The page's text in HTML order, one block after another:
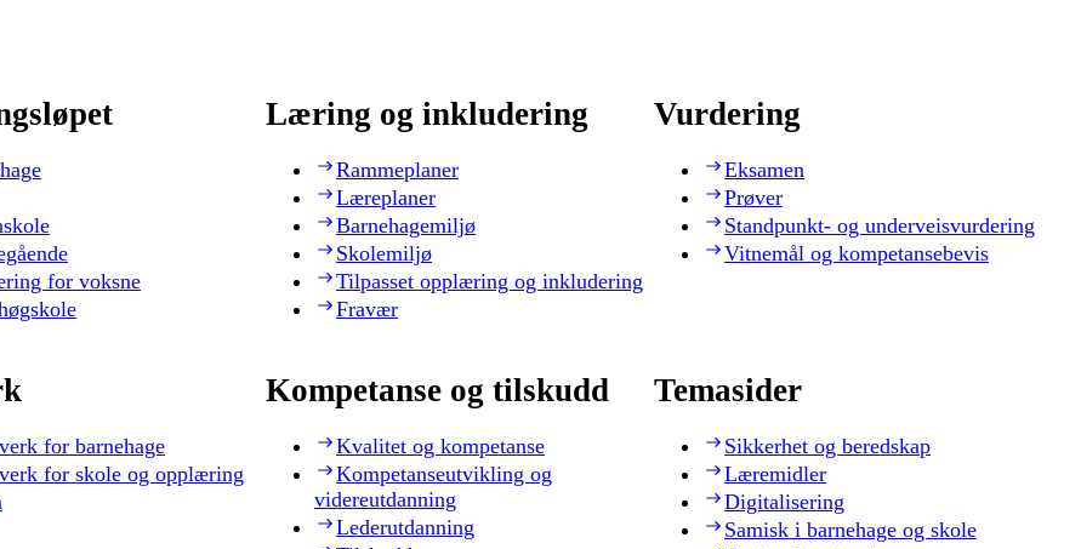
for voksne
Læring og inkludering
Rammeplaner
Læreplaner
Barnehagemiljø
Skolemiljø
Tilpasset opplæring og inkludering
Fravær
Vurdering
Eksamen
Prøver
Standpunkt- og underveisvurdering
Vitnemål og kompetansebevis
for barnehage
for skole og opplæring
Kompetanse og tilskudd
Kvalitet og kompetanse
Kompetanseutvikling og
videreutdanning
Lederutdanning
Temasider
Sikkerhet og beredskap
Læremidler
Digitalisering
Samisk i barnehage og skole